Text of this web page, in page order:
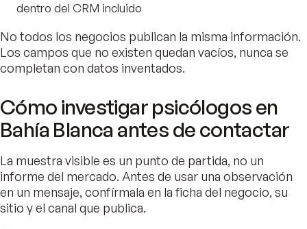
dentro del CRM incluido
No todos los negocios publican la misma información.
Los campos que no existen quedan vacíos, nunca se
completan con datos inventados.
Cómo investigar psicólogos en
Bahía Blanca antes de contactar
La muestra visible es un punto de partida, no un
informe del mercado. Antes de usar una observación
en un mensaje, confírmala en la ficha del negocio, su
sitio y el canal que publica.